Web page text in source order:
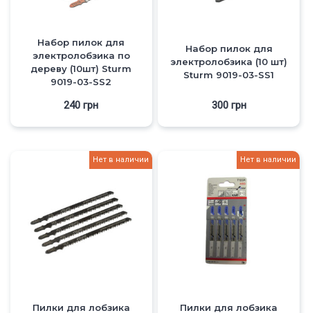
Набор пилок для
электролобзика по
дереву (10шт) Sturm
9019-03-SS2
240грн
Набор пилок для
электролобзика (10 шт)
Sturm 9019-03-SS1
300 грн
Нет в наличии
Пилки для лобзика
Нет в наличии
Пилки для лобзика